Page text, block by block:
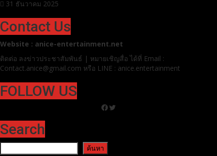
31 ธันวาคม 2025
Contact Us
Website : anice-entertainment.net
ติดต่อ ลงข่าวประชาสัมพันธ์ | หมายเชิญสื่อ ได้ที่ Email :
Contact.anice@gmail.com หรือ LINE : anice.entertainment
FOLLOW US
Facebook
Twitter
Search
ค้นหา
ค้นหา